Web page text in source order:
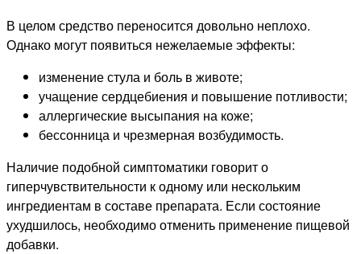
В целом средство переносится довольно неплохо.
Однако могут появиться нежелаемые эффекты:
изменение стула и боль в животе;
учащение сердцебиения и повышение потливости;
аллергические высыпания на коже;
бессонница и чрезмерная возбудимость.
Наличие подобной симптоматики говорит о
гиперчувствительности к одному или нескольким
ингредиентам в составе препарата. Если состояние
ухудшилось, необходимо отменить применение пищевой
добавки.